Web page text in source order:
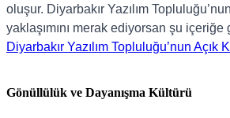
oluşur. Diyarbakır Yazılım
yaklaşımını merak ediyorsan şu
Diyarbakır Yazılım Topluluğu’nun Açık
Gönüllülük ve Dayanışma Kültürü